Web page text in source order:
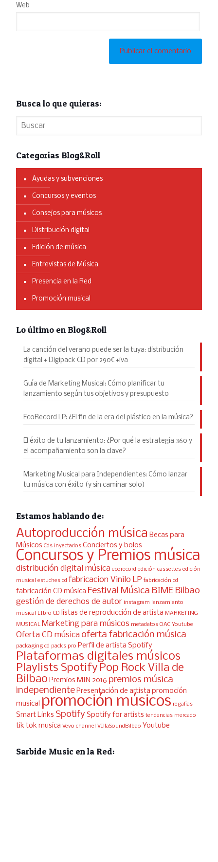
Web
Busca lo que quieras:
Categorías Blog&Roll
Ayudas y subvenciones
Concursos y eventos
Consejos para músicos
Distribución digital
Edición de música
Entrevistas de Música
Presencia en la Red
Promoción musical
Lo último en Blog&Roll
La canción del verano puede ser la tuya: distribución
digital + Digipack CD por 290€ +iva
Guía de Marketing Musical: Cómo planificar tu
lanzamiento según tus objetivos y presupuesto
EcoRecord LP: ¿El fin de la era del plástico en la música?
El éxito de tu lanzamiento: ¿Por qué la estrategia 360 y
el acompañamiento son la clave?
Marketing Musical para Independientes: Cómo lanzar
tu música con éxito (y sin caminar solo)
Estamos hablando de:
Autoproducción música Becas para
Músicos Cds inyectados Conciertos y bolos
Concursos y Premios música
distribución digital música ecorecord edición cassettes edición
musical estuches cd fabricacion Vinilo LP fabricación cd
fabricación CD música Festival Música BIME Bilbao
gestión de derechos de autor instagram lanzamiento
musical
LIbro CD listas de reproducción de artista MARKETING
MUSICAL Marketing para músicos metadatos OAC Youtube
Oferta CD música oferta fabricación música
packaging cd packs pro Perfil de artista Spotify
Plataformas digitales músicos
Playlists Spotify Pop Rock Villa de
Bilbao Premios MIN 2016 premios música
independiente Presentación de artista promoción
musical promoción músicos regalías
Smart Links SpotifySpotify for artists tendencias mercado
tik tok musica Vevo channel VIllaSoundBilbao Youtube
Sarbide Music en la Red: